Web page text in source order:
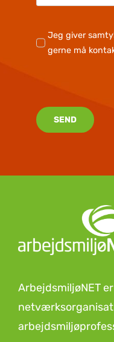
Jeg giver
gerne må
SEND
ArbejdsmiljøNET